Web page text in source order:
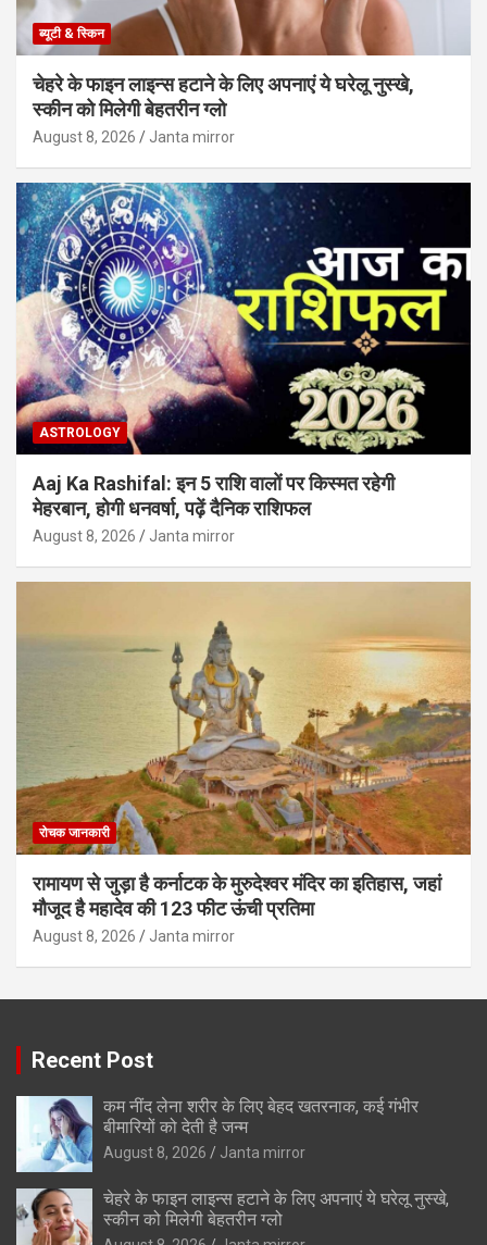
ब्यूटी & स्किन
चेहरे के फाइन लाइन्स हटाने के लिए अपनाएं ये घरेलू नुस्खे,
स्कीन को मिलेगी बेहतरीन ग्लो
August 8, 2026 Janta mirror
ASTROLOGY
Aaj Ka Rashifal: इन 5 राशि वालों पर किस्मत रहेगी
मेहरबान, होगी धनवर्षा, पढ़ें दैनिक राशिफल
August 8, 2026 Janta mirror
रोचक जानकारी
रामायण से जुड़ा है कर्नाटक के मुरुदेश्वर मंदिर का इतिहास, जहां
मौजूद है महादेव की 123 फीट ऊंची प्रतिमा
August 8, 2026 Janta mirror
Recent Post
कम नींद लेना शरीर के लिए बेहद खतरनाक, कई गंभीर
बीमारियों को देती है जन्म
August 8, 2026 Janta mirror
चेहरे के फाइन लाइन्स हटाने के लिए अपनाएं ये घरेलू नुस्खे,
स्कीन को मिलेगी बेहतरीन ग्लो